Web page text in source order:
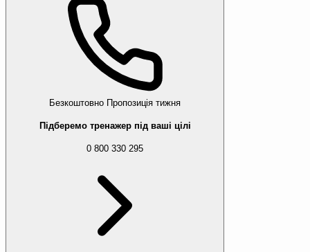
Безкоштовно Пропозиція тижня
Підберемо тренажер під ваші цілі
0 800 330 295